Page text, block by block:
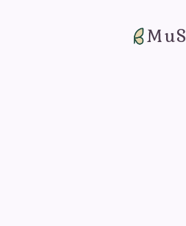
MuS